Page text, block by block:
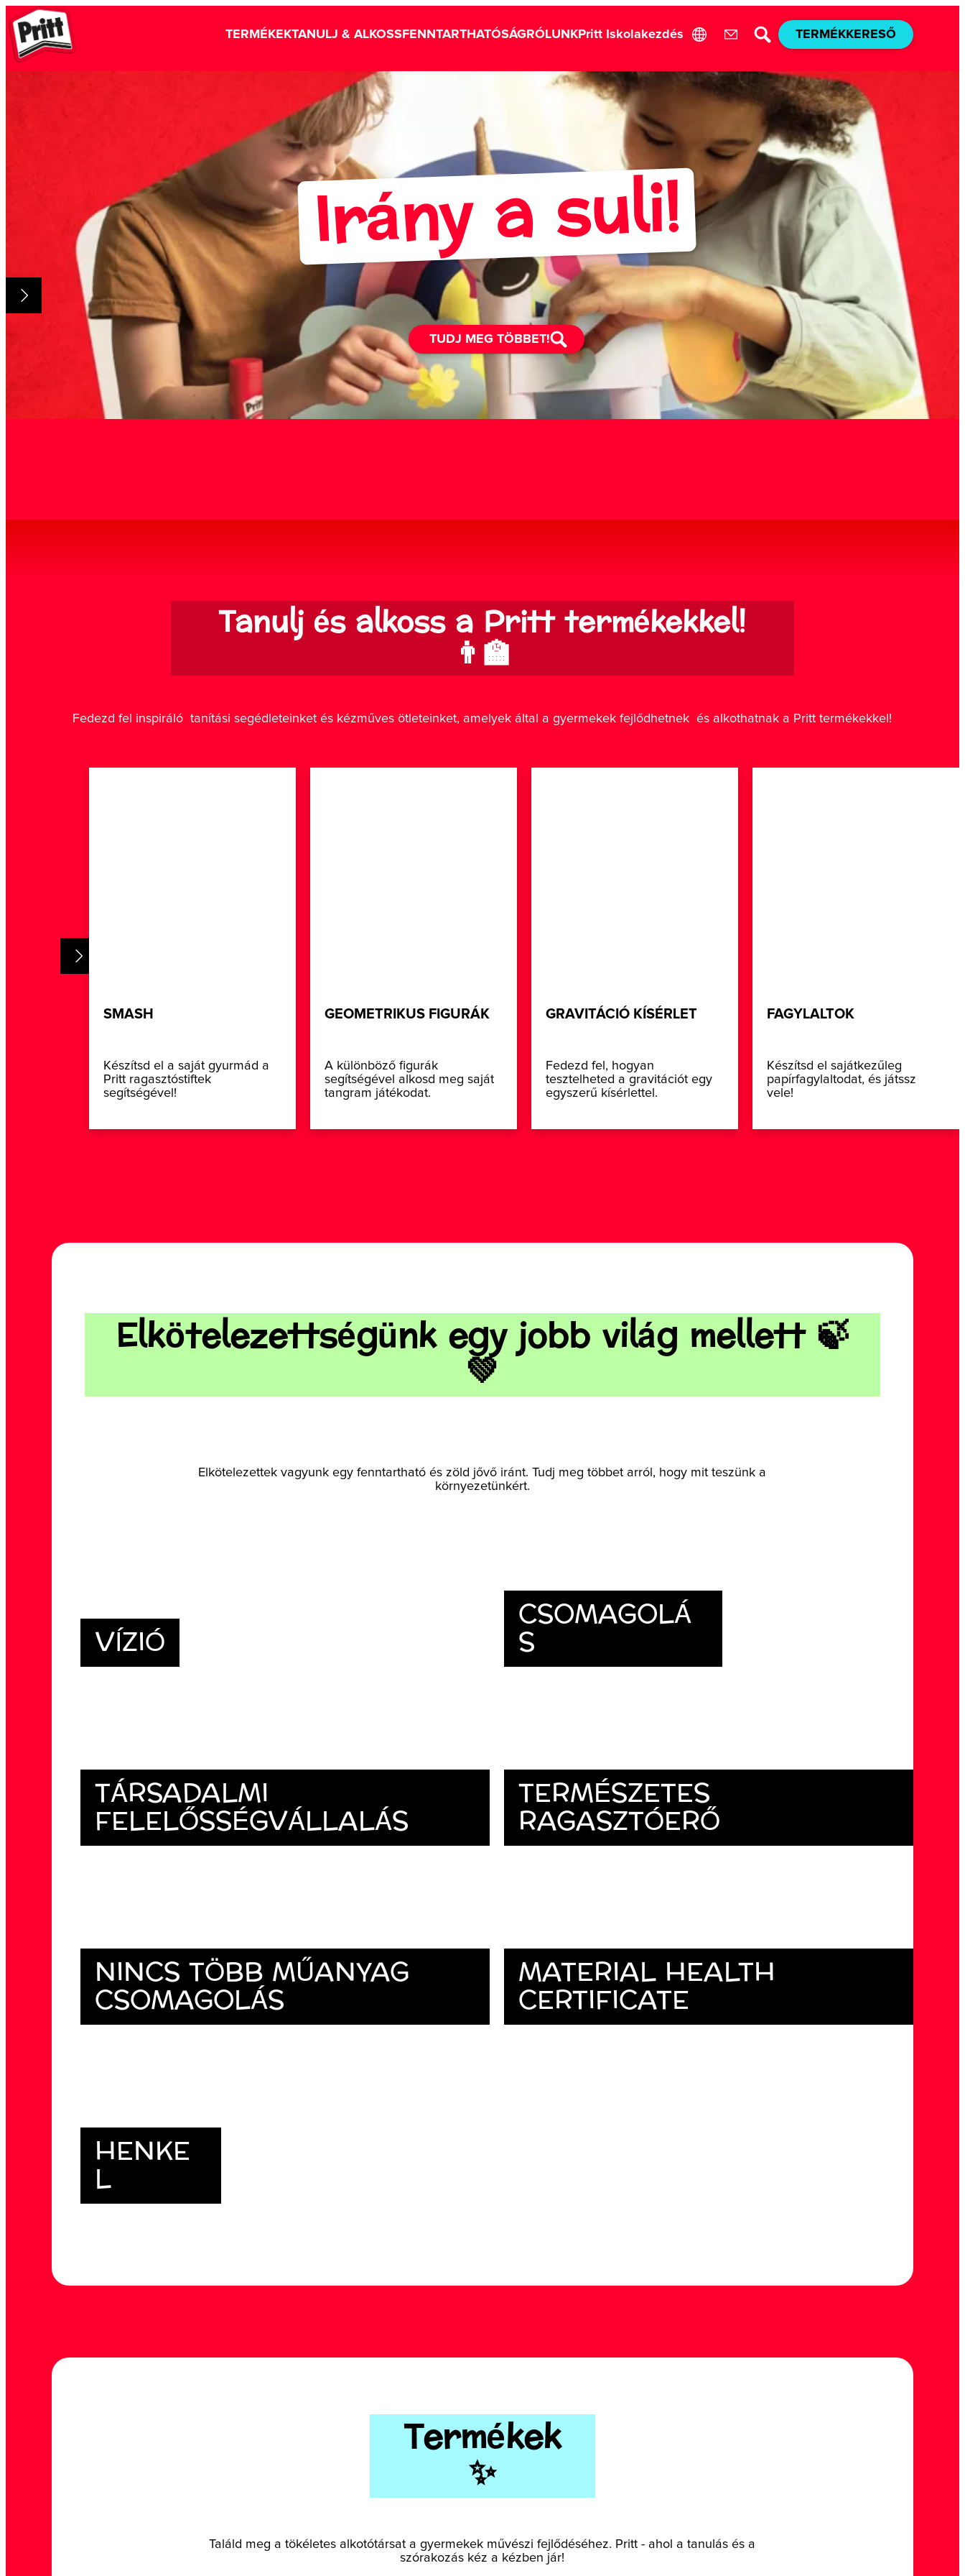
TERMÉKEKTANULJ & ALKOSSFENNTARTHATÓSÁGRÓLUNKPritt Iskolakezdés TERMÉKKERESŐ
Irány a suli!
TUDJ MEG TÖBBET!
Tanulj és alkoss a Pritt termékekkel!
👨‍🏫
Fedezd fel inspiráló tanítási segédleteinket és kézműves ötleteinket, amelyek által a gyermekek fejlődhetnek és alkothatnak a Pritt termékekkel!
SMASH
Készítsd el a saját gyurmád a
Pritt ragasztóstiftek
segítségével!
GEOMETRIKUS FIGURÁK
A különböző figurák
segítségével alkosd meg saját
tangram játékodat.
GRAVITÁCIÓ KÍSÉRLET
Fedezd fel, hogyan
tesztelheted a gravitációt egy
egyszerű kísérlettel.
FAGYLALTOK
Készítsd el sajátkezűleg
papírfagylaltodat, és játssz
vele!
tanuljunk játszva?
Elkötelezettségünk egy jobb világ mellett 🍃
💚
Elkötelezettek vagyunk egy fenntartható és zöld jővő iránt. Tudj meg többet arról, hogy mit teszünk a
környezetünkért.
VÍZIÓ
CSOMAGOLÁ
S
TÁRSADALMI
FELELŐSSÉGVÁLLALÁS
TERMÉSZETES
RAGASZTÓERŐ
NINCS TÖBB MŰANYAG
CSOMAGOLÁS
MATERIAL HEALTH
CERTIFICATE
HENKE
L
Termékek
✨
Találd meg a tökéletes alkotótársat a gyermekek művészi fejlődéséhez. Pritt - ahol a tanulás és a
szórakozás kéz a kézben jár!